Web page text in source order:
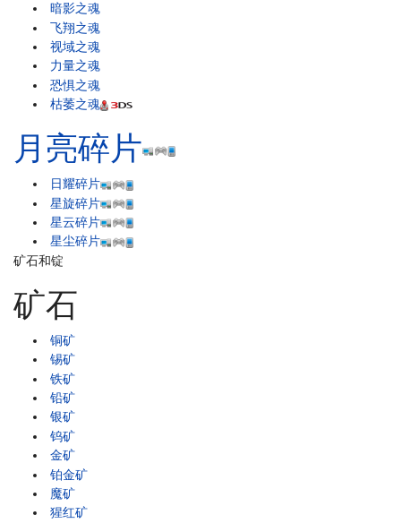
暗影之魂
飞翔之魂
视域之魂
力量之魂
恐惧之魂
枯萎之魂
月亮碎片
日耀碎片
星旋碎片
星云碎片
星尘碎片
矿石和锭
矿石
铜矿
锡矿
铁矿
铅矿
银矿
钨矿
金矿
铂金矿
魔矿
猩红矿